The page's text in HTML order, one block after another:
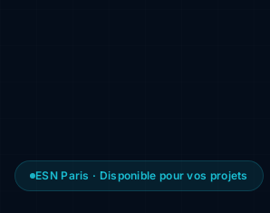
ESN Paris · Disponible pour vos projets